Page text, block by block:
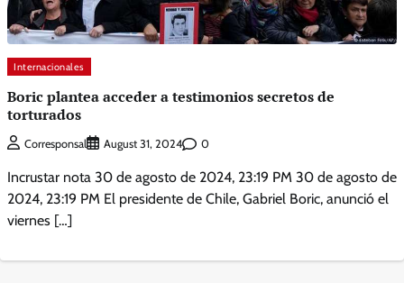
Internacionales
Boric plantea acceder a testimonios secretos de
torturados
Corresponsal August 31, 2024 0
Incrustar nota 30 de agosto de 2024, 23:19 PM 30 de agosto de
2024, 23:19 PM El presidente de Chile, Gabriel Boric, anunció el
viernes […]